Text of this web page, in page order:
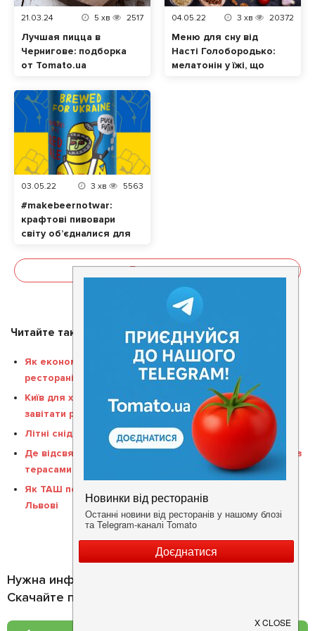
21.03.24 5 хв 2517
Лучшая пицца в
Чернигове: подборка
от Tomato.ua
04.05.22 3 хв 20372
Меню для сну від
Насті Голобородько:
мелатонін у їжі, що
03.05.22 3 хв 5563
#makebeernotwar:
крафтові пивовари
світу об’єдналися для
Показати все
Читайте також
Як економічна ситуація впливає на звички відвідувачів
ресторанів
Київ для хвостатих гурманів: заклади, куди можна
завітати разом із домашнім улюбленцем
Літні сніданки у Львові: нові місця
Де відсвяткувати День народження влітку: ресторани з
терасами
Як ТАШ повертає культуру кримськотатарської кухні у
Львові
Нужна информация о заведении?
Скачайте приложение!